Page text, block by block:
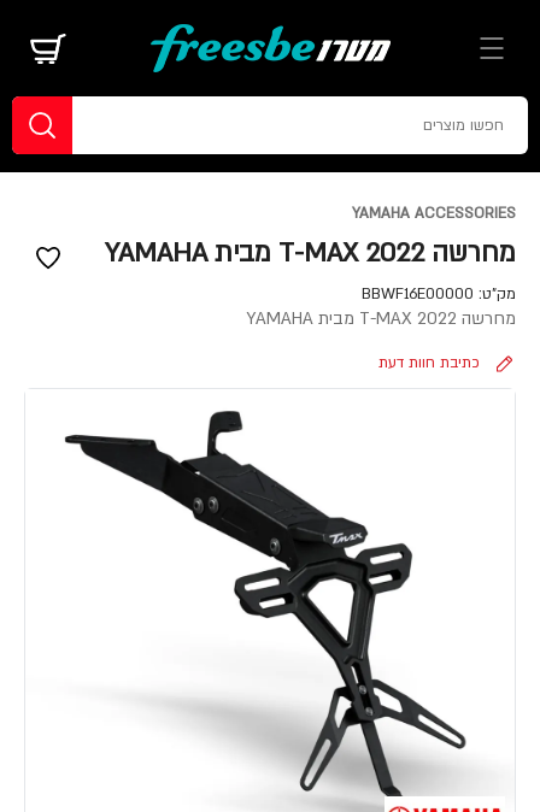
YAMAHA ACCESSORIES
מחרשה T-MAX 2022 מבית YAMAHA
מק"ט: BBWF16E00000
מחרשה T-MAX 2022 מבית YAMAHA
כתיבת חוות דעת